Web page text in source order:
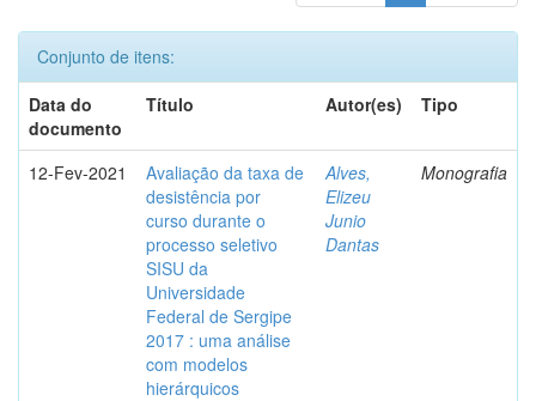
Conjunto de itens:
Data do
documento
Título Autor(es) Tipo
12-Fev-2021
Avaliação da taxa de
desistência por
curso durante o
processo seletivo
SISU da
Universidade
Federal de Sergipe
2017 : uma análise
com modelos
hierárquicos
Alves,
Elizeu
Junio
Dantas
Monografia